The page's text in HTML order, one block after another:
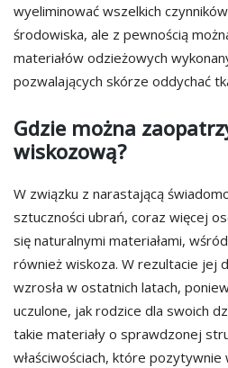
wyeliminować wszelkich
środowiska, ale z pewnością
materiałów odzieżowych
pozwalających skórze oddychać
Gdzie można
wiskozową?
W związku z narastającą
sztuczności ubrań, coraz więcej
się naturalnymi materiałami,
również wiskoza. W rezultacie jej
wzrosła w ostatnich latach,
uczulone, jak rodzice dla swoich
takie materiały o sprawdzonej
właściwościach, które pozytywnie